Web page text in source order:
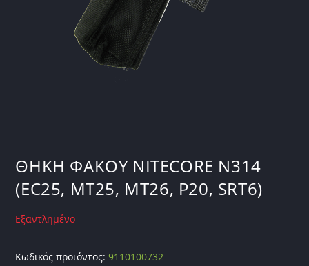
ΘΗΚΗ ΦΑΚΟΥ NITECORE N314
(EC25, MT25, MT26, P20, SRT6)
Εξαντλημένο
Κωδικός προϊόντος:9110100732